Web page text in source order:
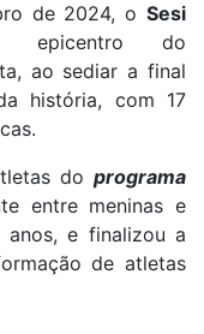
de 2024, o Sesi
epicentro do
ao sediar a final
história, com 17
do programa
entre meninas e
anos, e finalizou a
de atletas